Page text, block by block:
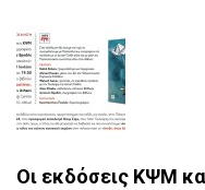
Οι εκδόσεις ΚΨΜ